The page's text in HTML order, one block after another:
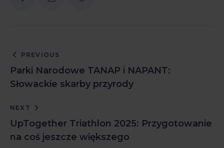
PREVIOUS
Parki Narodowe TANAP i NAPANT:
Słowackie skarby przyrody
NEXT
UpTogether Triathlon 2025: Przygotowanie
na coś jeszcze większego